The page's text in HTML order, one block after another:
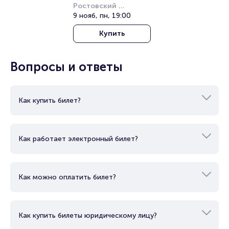
Полезные ссылки
Подробнее о том, как вернуть, сдать или продать билет
Продать билет
Брокерам
Ростовский
академический
театр драмы им.
М.Горького
9 нояб, пн, 19:00
Купить
Вопросы и ответы
Как купить билет?
Как работает электронный билет?
Как можно оплатить билет?
Как купить билеты юридическому лицу?